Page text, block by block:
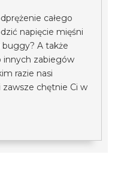
całego
napięcie mięśni
buggy? A także
innych zabiegów
razie nasi
zawsze chętnie Ci w